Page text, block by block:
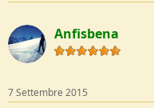
Anfisbena
7 Settembre 2015